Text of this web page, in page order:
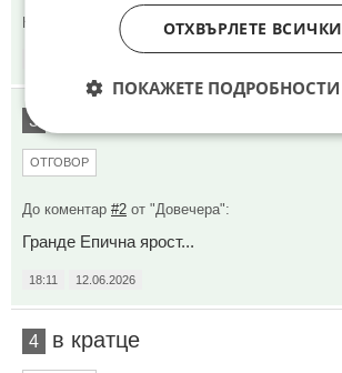
Коментиран от
3
ОТГОВОР
До коментар #2 от "Довечера":
Гранде Епична ярост...
18:11 12.06.2026
4 в кратце
ОТХВЪРЛЕТЕ ВСИЧКИ
ПОКАЖЕТЕ ПОДРОБНОСТИ